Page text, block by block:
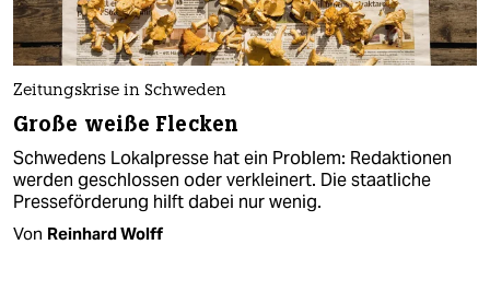
Zeitungskrise in Schweden
Große weiße Flecken
Schwedens Lokalpresse hat ein Problem: Redaktionen
werden geschlossen oder verkleinert. Die staatliche
Presseförderung hilft dabei nur wenig.
Von Reinhard Wolff